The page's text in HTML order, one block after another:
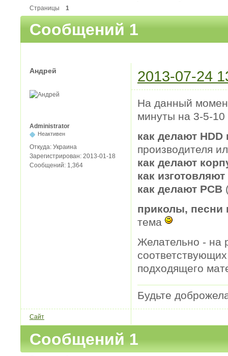
Страницы 1
Сообщений 1
Андрей 2013-07-24
Administrator
Неактивен
Откуда: Украина
Зарегистрирован: 2013-01-18
Сообщений: 1,364
На данный
минуты на 3-5-
как делают HDD
производителя
как делают
как
как делают PCB
приколы, песни
тема
Желательно - на
подходящего
Будьте
Сайт
Сообщений 1